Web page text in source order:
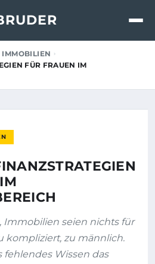
FÜR FRAUEN IM
Immobilien seien nichts für
kompliziert, zu männlich.
fehlendes Wissen das